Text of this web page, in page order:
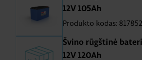
12V 105Ah
Produkto kodas: 817852
Švino rūgštinė
12V 120Ah